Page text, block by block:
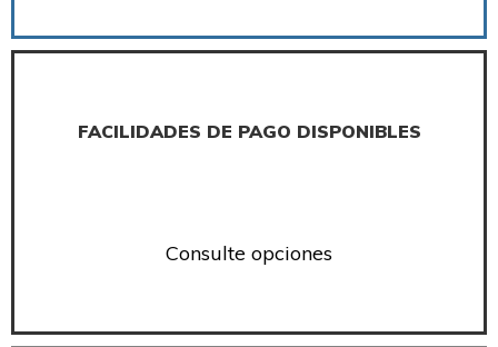
FACILIDADES DE PAGO DISPONIBLES
Consulte opciones